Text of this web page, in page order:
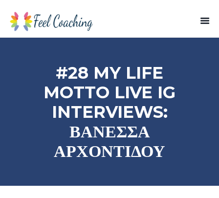
#28 MY LIFE
MOTTO LIVE IG
INTERVIEWS:
ΒΑΝΕΣΣΑ
ΑΡΧΟΝΤΙΔΟΥ